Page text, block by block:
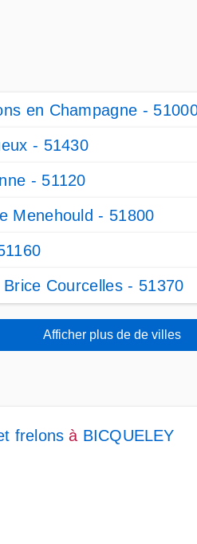
en Champagne -
- 51430
- 51120
Menehould - 51800
Brice Courcelles - 51370
Afficher plus de de villes
frelons à BICQUELEY